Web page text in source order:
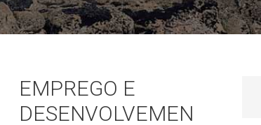
EMPREGO E
DESENVOLVEMEN